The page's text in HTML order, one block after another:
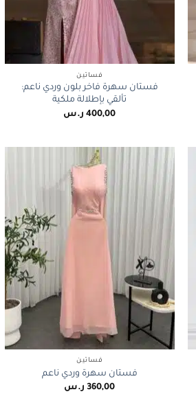
فساتين
فستان سهرة فاخر بلون وردي ناعم:
تألقي بإطلالة ملكية
400,00 ر.س
فساتين
فستان سهرة وردي ناعم
360,00 ر.س